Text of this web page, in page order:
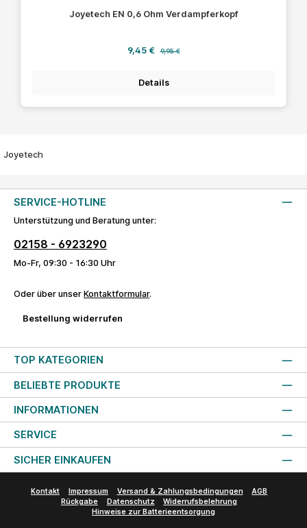
Joyetech EN 0,6 Ohm Verdampferkopf
Verkaufspreis:
9,45 € 9,95 €
Details
Joyetech
SERVICE-HOTLINE
Unterstützung und Beratung unter:
02158 - 6923290
Mo-Fr, 09:30 - 16:30 Uhr
Oder über unser Kontaktformular.
Bestellung widerrufen
TOP KATEGORIEN
BELIEBTE PRODUKTE
INFORMATIONEN
SERVICE
SICHER EINKAUFEN
Kontakt Impressum Versand & Zahlungsbedingungen
AGB
Rückgabe
Datenschutz
Widerrufsbelehrung
Hinweise zur Batterieentsorgung